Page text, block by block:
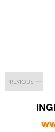
PREVIOUS